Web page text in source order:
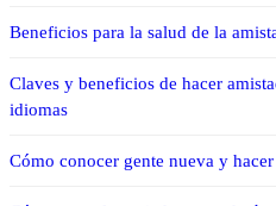
Beneficios para la salud de la
Claves y beneficios de hacer
idiomas
Cómo conocer gente nueva y